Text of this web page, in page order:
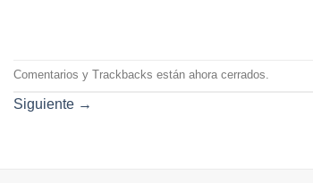
Comentarios y Trackbacks están ahora cerrados.
Siguiente →